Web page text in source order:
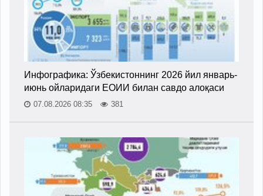
Инфографика: Ўзбекистоннинг 2026 йил январь-
июнь ойларидаги ЕОИИ билан савдо алоқаси
07.08.2026 08:35 381